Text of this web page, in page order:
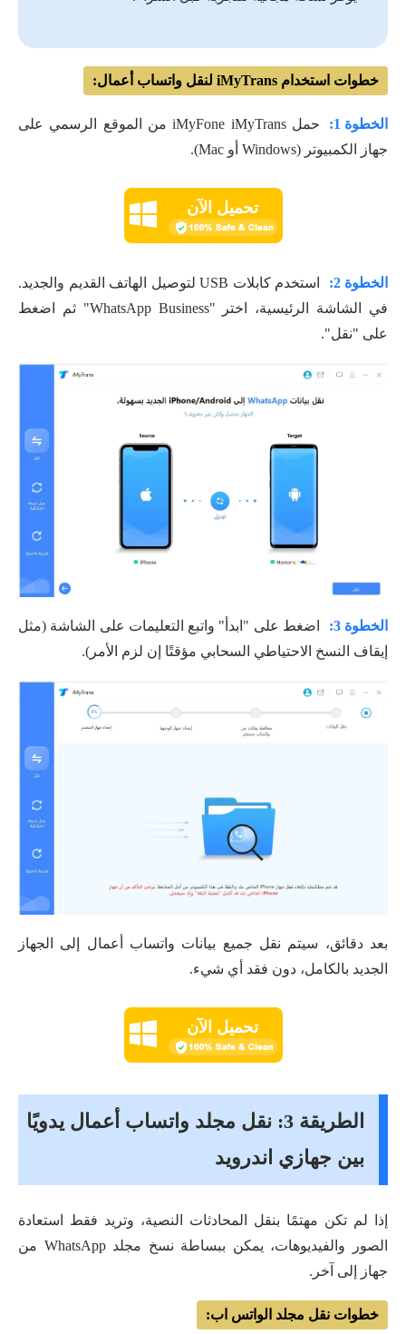
خطوات استخدام iMyTrans لنقل واتساب أعمال:
الخطوة 1:
حمل iMyFone iMyTrans من الموقع الرسمي على
جهاز الكمبيوتر (Windows أو Mac).
تحميل الآن
الخطوة 2:
استخدم كابلات USB لتوصيل الهاتف القديم والجديد.
في الشاشة الرئيسية، اختر "WhatsApp Business" ثم اضغط
على "نقل".
الخطوة 3:
اضغط على "ابدأ" واتبع التعليمات على الشاشة (مثل
إيقاف النسخ الاحتياطي السحابي مؤقتًا إن لزم الأمر).
بعد دقائق، سيتم نقل جميع بيانات واتساب أعمال إلى الجهاز
الجديد بالكامل، دون فقد أي شيء.
تحميل الآن
الطريقة 3: نقل مجلد واتساب أعمال يدويًا
بين جهازي اندرويد
إذا لم تكن مهتمًا بنقل المحادثات النصية، وتريد فقط استعادة
الصور والفيديوهات، يمكن ببساطة نسخ مجلد WhatsApp من
جهاز إلى آخر.
خطوات نقل مجلد الواتس اب: